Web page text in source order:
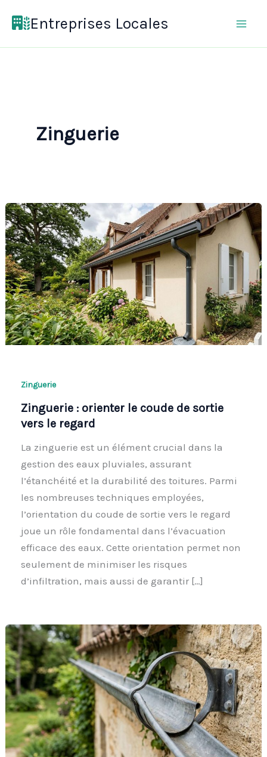
Entreprises Locales
Zinguerie
Zinguerie
Zinguerie : orienter le coude de sortie
vers le regard
La zinguerie est un élément crucial dans la
gestion des eaux pluviales, assurant
l’étanchéité et la durabilité des toitures. Parmi
les nombreuses techniques employées,
l’orientation du coude de sortie vers le regard
joue un rôle fondamental dans l’évacuation
efficace des eaux. Cette orientation permet non
seulement de minimiser les risques
d’infiltration, mais aussi de garantir […]